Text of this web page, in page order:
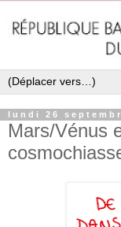
lundi 26
Mars/Vénus